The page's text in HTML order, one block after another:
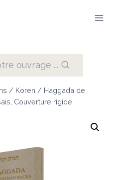
ouvrage ...
/ Koren / Haggada de
Couverture rigide